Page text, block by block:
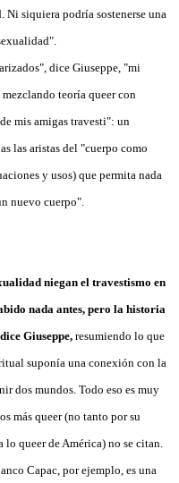
Ni siquiera podría sostenerse una
dice Giuseppe, "mi
teoría queer con
mis amigas travesti": un
las aristas del "cuerpo como
y usos) que permita nada
nuevo cuerpo".
niegan el travestismo en
nada antes, pero la historia
Giuseppe, resumiendo lo que
suponía una conexión con la
dos mundos. Todo eso es muy
más queer (no tanto por su
queer de América) no se citan.
Capac, por ejemplo, es una